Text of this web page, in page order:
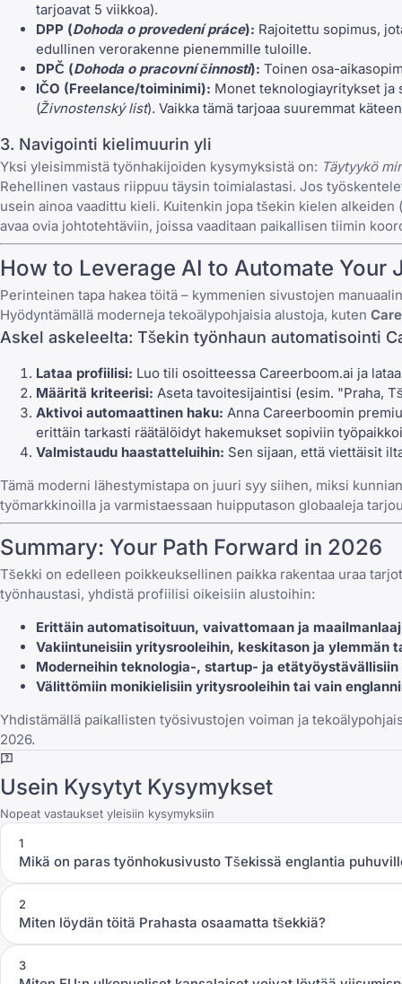
tarjoavat 5 viikkoa).
DPP (Dohoda o provedení práce): Rajoitettu sopimus,
edullinen verorakenne pienemmille tuloille.
DPČ (Dohoda o pracovní činnosti): Toinen osa-
IČO (Freelance/toiminimi): Monet teknologiayritykset ja
(Živnostenský list). Vaikka tämä tarjoaa suuremmat
3. Navigointi kielimuurin yli
Yksi yleisimmistä työnhakijoiden kysymyksistä on: Täytyykö
Rehellinen vastaus riippuu täysin toimialastasi. Jos
usein ainoa vaadittu kieli. Kuitenkin jopa tšekin kielen alkeiden (
avaa ovia johtotehtäviin, joissa vaaditaan paikallisen tiimin
How to Leverage AI to Automate Your
Perinteinen tapa hakea töitä – kymmenien sivustojen
Hyödyntämällä moderneja tekoälypohjaisia alustoja, kuten
Askel askeleelta: Tšekin työnhaun automatisointi
Lataa profiilisi: Luo tili osoitteessa Careerboom.ai ja
Määritä kriteerisi: Aseta tavoitesijaintisi (esim. "Praha,
Aktivoi automaattinen haku: Anna Careerboomin
erittäin tarkasti räätälöidyt hakemukset sopiviin
Valmistaudu haastatteluihin: Sen sijaan, että viettäisit
Tämä moderni lähestymistapa on juuri syy siihen, miksi
työmarkkinoilla ja varmistaessaan huipputason globaaleja
Summary: Your Path Forward in 2026
Tšekki on edelleen poikkeuksellinen paikka rakentaa uraa
työnhaustasi, yhdistä profiilisi oikeisiin alustoihin:
Erittäin automatisoituun, vaivattomaan ja
Vakiintuneisiin yritysrooleihin, keskitason ja ylemmän
Moderneihin teknologia-, startup- ja
Välittömiin monikielisiin yritysrooleihin tai vain
Yhdistämällä paikallisten työsivustojen voiman ja
2026.
Usein Kysytyt Kysymykset
Nopeat vastaukset yleisiin kysymyksiin
1
Mikä on paras työnhokusivusto Tšekissä englantia
2
Miten löydän töitä Prahasta osaamatta tšekkiä?
3